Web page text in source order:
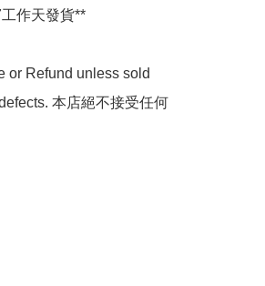
作天發貨**
or Refund unless sold
本店絕不接受任何